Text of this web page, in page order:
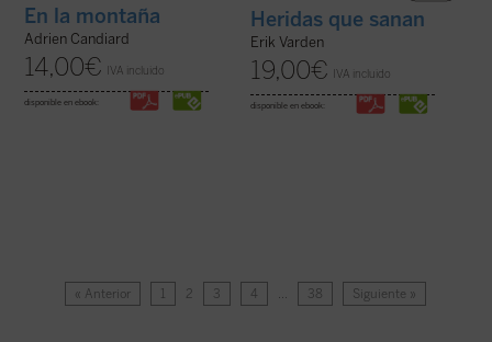
En la montaña
Adrien Candiard
14,00€ IVA incluido
disponible en ebook:
Heridas que sanan
Erik Varden
19,00€ IVA incluido
disponible en ebook:
« Anterior 1 2 3 4 … 38 Siguiente »